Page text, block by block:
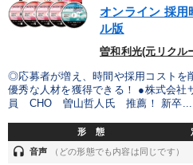
オンライン 採用
ル版
曽和利光(元リクル
◎応募者が増え、時間や採用コストを
優秀な人材を獲得できる！ ●株式会社
員 CHO 曽山哲人氏 推薦！ 新卒...
形 態
headset 音声 （どの形態でも内容は同じです）